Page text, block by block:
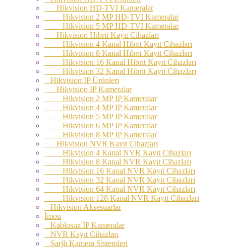
Hikvision HD-TVI Kameralar
Hikvision 2 MP HD-TVI Kameralar
Hikvision 5 MP HD-TVI Kameralar
Hikvision Hibrit Kayıt Cihazları
Hikvision 4 Kanal Hibrit Kayıt Cihazları
Hikvision 8 Kanal Hibrit Kayıt Cihazları
Hikvision 16 Kanal Hibrit Kayıt Cihazları
Hikvision 32 Kanal Hibrit Kayıt Cihazları
Hikvision IP Ürünleri
Hikvision IP Kameralar
Hikvision 2 MP IP Kameralar
Hikvision 4 MP IP Kameralar
Hikvision 5 MP IP Kameralar
Hikvision 6 MP IP Kameralar
Hikvision 8 MP IP Kameralar
Hikvision NVR Kayıt Cihazları
Hikvision 4 Kanal NVR Kayıt Cihazları
Hikvision 8 Kanal NVR Kayıt Cihazları
Hikvision 16 Kanal NVR Kayıt Cihazları
Hikvision 32 Kanal NVR Kayıt Cihazları
Hikvision 64 Kanal NVR Kayıt Cihazları
Hikvision 128 Kanal NVR Kayıt Cihazları
Hikvision Aksesuarlar
İmou
Kablosuz İP Kameralar
NVR Kayıt Cihazları
Şarjlı Kamera Sistemleri